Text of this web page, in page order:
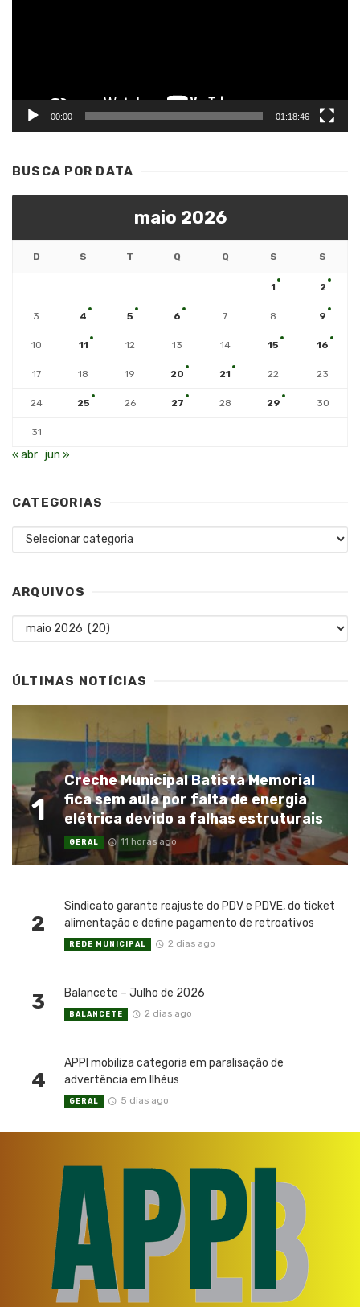
00:00 01:18:46
BUSCA POR DATA
maio 2026
D S T Q Q S S
1 2
3 4 5 6 7 8 9
10 11 12 13 14 15 16
17 18 19 20 21 22 23
24 25 26 27 28 29 30
31
« abr jun »
CATEGORIAS
Categorias
ARQUIVOS
Arquivos
ÚLTIMAS NOTÍCIAS
1
Creche Municipal Batista Memorial
fica sem aula por falta de energia
elétrica devido a falhas estruturais
GERAL 11 horas ago
2
Sindicato garante reajuste do PDV e PDVE, do ticket
alimentação e define pagamento de retroativos
REDE MUNICIPAL 2 dias ago
3 Balancete – Julho de 2026
BALANCETE 2 dias ago
4
APPI mobiliza categoria em paralisação de
advertência em Ilhéus
GERAL 5 dias ago